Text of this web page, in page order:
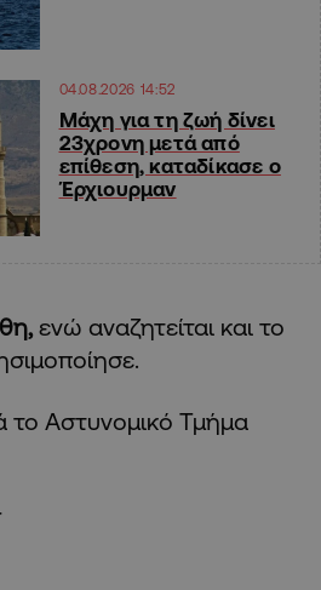
04.08.2026 14:52
Μάχη για τη ζωή δίνει
23χρονη μετά από
επίθεση, καταδίκασε ο
Έρχιουρμαν
ενώ αναζητείται και το
Αστυνομικό Τμήμα